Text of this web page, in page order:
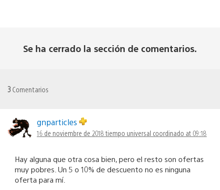
Se ha cerrado la sección de comentarios.
3 Comentarios
gnparticles
16 de noviembre de 2018 tiempo universal coordinado at 09:18
Hay alguna que otra cosa bien, pero el resto son ofertas
muy pobres. Un 5 o 10% de descuento no es ninguna
oferta para mí.